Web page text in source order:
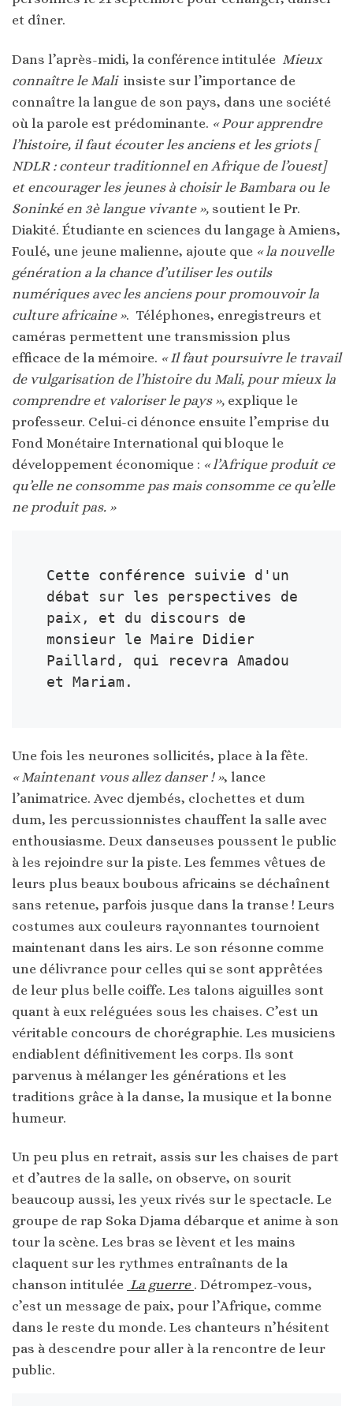
et dîner.
Dans l’après-midi, la conférence intitulée Mieux
connaître le Mali insiste sur l’importance de
connaître la langue de son pays, dans une société
où la parole est prédominante. « Pour apprendre
l’histoire, il faut écouter les anciens et les griots [
NDLR : conteur traditionnel en Afrique de l’ouest]
et encourager les jeunes à choisir le Bambara ou le
Soninké en 3è langue vivante », soutient le Pr.
Diakité. Étudiante en sciences du langage à Amiens,
Foulé, une jeune malienne, ajoute que « la nouvelle
génération a la chance d’utiliser les outils
numériques avec les anciens pour promouvoir la
culture africaine ». Téléphones, enregistreurs et
caméras permettent une transmission plus
efficace de la mémoire. « Il faut poursuivre le travail
de vulgarisation de l’histoire du Mali, pour mieux la
comprendre et valoriser le pays », explique le
professeur. Celui-ci dénonce ensuite l’emprise du
Fond Monétaire International qui bloque le
développement économique : « l’Afrique produit ce
qu’elle ne consomme pas mais consomme ce qu’elle
ne produit pas. »
Cette conférence suivie d'un
débat sur les perspectives de
paix, et du discours de
monsieur le Maire Didier
Paillard, qui recevra Amadou
et Mariam.
Une fois les neurones sollicités, place à la fête.
« Maintenant vous allez danser ! », lance
l’animatrice. Avec djembés, clochettes et dum
dum, les percussionnistes chauffent la salle avec
enthousiasme. Deux danseuses poussent le public
à les rejoindre sur la piste. Les femmes vêtues de
leurs plus beaux boubous africains se déchaînent
sans retenue, parfois jusque dans la transe ! Leurs
costumes aux couleurs rayonnantes tournoient
maintenant dans les airs. Le son résonne comme
une délivrance pour celles qui se sont apprêtées
de leur plus belle coiffe. Les talons aiguilles sont
quant à eux reléguées sous les chaises. C’est un
véritable concours de chorégraphie. Les musiciens
endiablent définitivement les corps. Ils sont
parvenus à mélanger les générations et les
traditions grâce à la danse, la musique et la bonne
humeur.
Un peu plus en retrait, assis sur les chaises de part
et d’autres de la salle, on observe, on sourit
beaucoup aussi, les yeux rivés sur le spectacle. Le
groupe de rap Soka Djama débarque et anime à son
tour la scène. Les bras se lèvent et les mains
claquent sur les rythmes entraînants de la
chanson intitulée La guerre . Détrompez-vous,
c’est un message de paix, pour l’Afrique, comme
dans le reste du monde. Les chanteurs n’hésitent
pas à descendre pour aller à la rencontre de leur
public.